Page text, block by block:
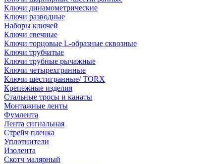
Ключи динамометрические
Ключи разводные
Наборы ключей
Ключи свечные
Ключи торцовые L-образные сквозные
Ключи трубчатые
Ключи трубные рычажные
Ключи четырехгранные
Ключи шестигранные/ TORX
Крепежные изделия
Стальные тросы и канаты
Монтажные ленты
Фумлента
Лента сигнальная
Стрейч пленка
Уплотнители
Изолента
Скотч малярный